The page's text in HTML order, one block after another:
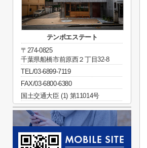
テンポエステート
〒274-0825
千葉県船橋市前原西２丁目32-8
TEL/03-6899-7119
FAX/03-6800-6380
国土交通大臣 (1) 第11014号